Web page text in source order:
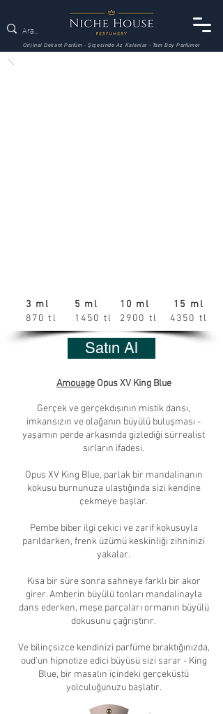
Orijinal Dekant Parfüm - Şişesinde Az Kalanlar - Tam Boy Parfümer
3 ml
870 tl
5 ml
1450 tl
10 ml
2900 tl
15 ml
4350 tl
Satın Al
AmouageOpus XV King Blue
Gerçek ve gerçekdışının mistik dansı,
imkansızın ve olağanın büyülü buluşması -
yaşamın perde arkasında gizlediği sürrealist
sırların ifadesi.
Opus XV King Blue, parlak bir mandalinanın
kokusu burnunuza ulaştığında sizi kendine
çekmeye başlar.
Pembe biber ilgi çekici ve zarif kokusuyla
parıldarken, frenk üzümü keskinliği zihninizi
yakalar.
Kısa bir süre sonra sahneye farklı bir akor
girer. Amberin büyülü tonları mandalinayla
dans ederken, meşe parçaları ormanın büyülü
dokusunu çağrıştırır.
Ve bilinçsizce kendinizi parfüme bıraktığınızda,
oud'un hipnotize edici büyüsü sizi sarar - King
Blue, bir masalın içindeki gerçeküstü
yolculuğunuzu başlatır.